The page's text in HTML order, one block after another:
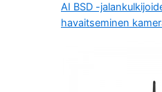
AI BSD -
havaitseminen